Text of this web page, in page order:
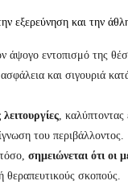
εξερεύνηση και την
άψογο εντοπισμό της
και σιγουριά
,
του περιβάλλοντος.
σημειώνεται ότι οι
θεραπευτικούς σκοπούς.